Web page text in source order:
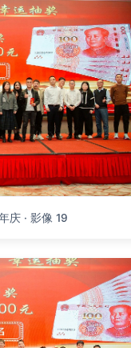
庆 · 影像 19